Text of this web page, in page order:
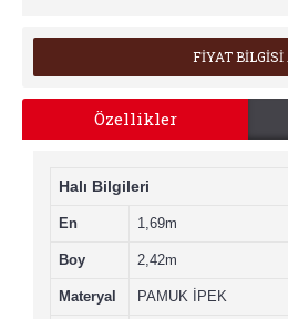
FİYAT BİLGİSİ
Özellikler
Halı Bilgileri
En 1,69m
Boy 2,42m
Materyal PAMUK İPEK